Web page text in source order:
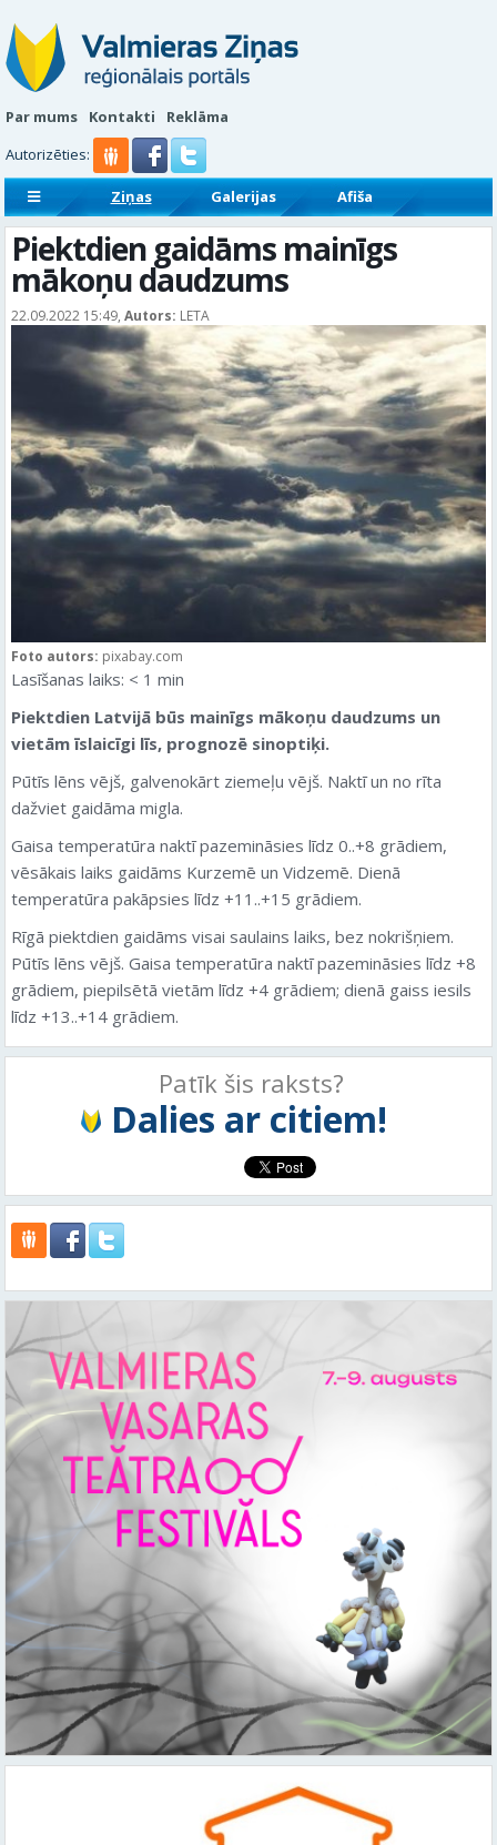
Par mums Kontakti
Reklāma
Autorizēties:
Ziņas Galerijas
Afiša
Sludinājumi
Reklāmraksti
Piektdien gaidāms mainīgs
mākoņu daudzums
22.09.2022 15:49, Autors: LETA
Foto autors: pixabay.com
Lasīšanas laiks: < 1 min
Piektdien Latvijā būs mainīgs mākoņu daudzums un
vietām īslaicīgi līs, prognozē sinoptiķi.
Pūtīs lēns vējš, galvenokārt ziemeļu vējš. Naktī un no rīta
dažviet gaidāma migla.
Gaisa temperatūra naktī pazemināsies līdz 0..+8 grādiem,
vēsākais laiks gaidāms Kurzemē un Vidzemē. Dienā
temperatūra pakāpsies līdz +11..+15 grādiem.
Rīgā piektdien gaidāms visai saulains laiks, bez nokrišņiem.
Pūtīs lēns vējš. Gaisa temperatūra naktī pazemināsies līdz +8
grādiem, piepilsētā vietām līdz +4 grādiem; dienā gaiss iesils
līdz +13..+14 grādiem.
Patīk šis raksts?
Dalies ar citiem!